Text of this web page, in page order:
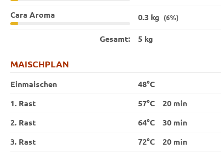
Cara Aroma 0.3 kg (6%)
Gesamt: 5 kg
MAISCHPLAN
Einmaischen
48°C
1. Rast
57°C
20 min
2. Rast
64°C
30 min
3. Rast
72°C
20 min